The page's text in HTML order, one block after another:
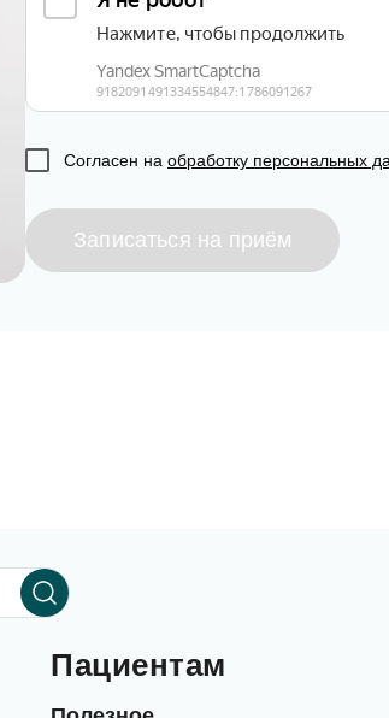
Согласен на обработку персональных
Записаться на приём
Пациентам